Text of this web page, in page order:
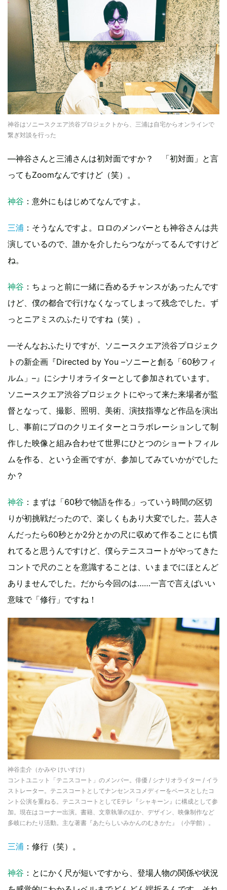
神谷はソニースクエア渋谷プロジェクトから、三浦は自宅からオンラインで
繋ぎ対談を行った
―神谷さんと三浦さんは初対面ですか？ 「初対面」と言
ってもZoomなんですけど（笑）。
神谷 ：意外にもはじめてなんですよ。
三浦 ：そうなんですよ。ロロのメンバーとも神谷さんは共
演しているので、誰かを介したらつながってるんですけど
ね。
神谷 ：ちょっと前に一緒に呑めるチャンスがあったんです
けど、僕の都合で行けなくなってしまって残念でした。ず
っとニアミスのふたりですね（笑）。
―そんなおふたりですが、ソニースクエア渋谷プロジェク
トの新企画『Directed by You –ソニーと創る「60秒フィ
ルム」–』にシナリオライターとして参加されています。
ソニースクエア渋谷プロジェクトにやって来た来場者が監
督となって、撮影、照明、美術、演技指導など作品を演出
し、事前にプロのクリエイターとコラボレーションして制
作した映像と組み合わせて世界にひとつのショートフィル
ムを作る、という企画ですが、参加してみていかがでした
か？
神谷 ：まずは「60秒で物語を作る」っていう時間の区切
りが初挑戦だったので、楽しくもあり大変でした。芸人さ
んだったら60秒とか2分とかの尺に収めて作ることにも慣
れてると思うんですけど、僕らテニスコートがやってきた
コントで尺のことを意識することは、いままでにほとんど
ありませんでした。だから今回のは……一言で言えばいい
意味で「修行」ですね！
神谷圭介（かみや けいすけ）
コントユニット「テニスコート」のメンバー。俳優 / シナリオライター / イラ
ストレーター。テニスコートとしてナンセンスコメディーをベースとしたコ
ント公演を重ねる。テニスコートとしてEテレ『シャキーン』に構成として参
加。現在はコーナー出演。書籍、文章執筆のほか、デザイン、映像制作など
多岐にわたり活動。主な著書『あたらしいみかんのむきかた』（小学館）。
三浦 ：修行（笑）。
神谷 ：とにかく尺が短いですから、登場人物の関係や状況